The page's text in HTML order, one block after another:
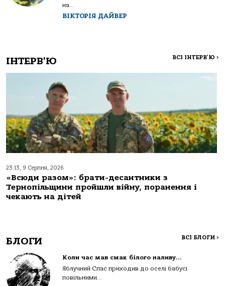
на...
ВІКТОРІЯ ДАЙВЕР
ІНТЕРВ'Ю ВСІ ІНТЕРВ'Ю >
23:13, 9 Серпня, 2026
«Всюди разом»: брати-десантники з
Тернопільщини пройшли війну, поранення і
чекають на дітей
БЛОГИ ВСІ БЛОГИ >
Коли час мав смак білого наливу…
Яблучний Спас приходив до оселі бабусі
повільними...